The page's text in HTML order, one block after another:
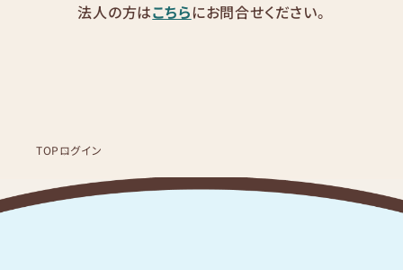
法人の方はこちらにお問合せください。
TOPログイン